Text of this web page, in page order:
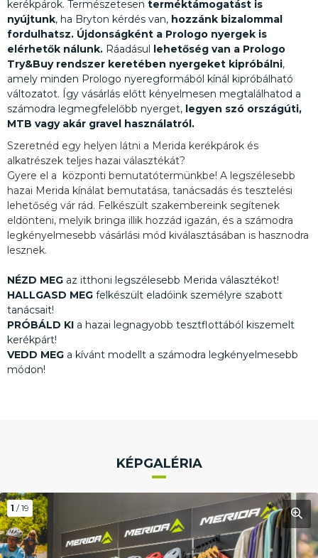
kerékpárok. Természetesen terméktámogatást is
nyújtunk, ha Bryton kérdés van, hozzánk bizalommal
fordulhatsz. Újdonságként a Prologo nyergek is
elérhetők nálunk. Ráadásul lehetőség van a Prologo
Try&Buy rendszer keretében nyergeket kipróbálni,
amely minden Prologo nyeregformából kínál kipróbálható
változatot. Így vásárlás előtt kényelmesen megtalálhatod a
számodra legmegfelelőbb nyerget, legyen szó országúti,
MTB vagy akár gravel használatról.
Szeretnéd egy helyen látni a Merida kerékpárok és
alkatrészek teljes hazai választékát?
Gyere el a központi bemutatótermünkbe! A legszélesebb
hazai Merida kínálat bemutatása, tanácsadás és tesztelési
lehetőség vár rád. Felkészült szakembereink segítenek
eldönteni, melyik bringa illik hozzád igazán, és a számodra
legkényelmesebb vásárlási mód kiválasztásában is hasznodra
lesznek.
NÉZD MEG az itthoni legszélesebb Merida választékot!
HALLGASD MEG felkészült eladóink személyre szabott
tanácsait!
PRÓBÁLD KI a hazai legnagyobb tesztflottából kiszemelt
kerékpárt!
VEDD MEG a kívánt modellt a számodra legkényelmesebb
módon!
KÉPGALÉRIA
1 / 19